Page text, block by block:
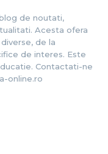
de noutati,
Acesta ofera
de la
de interes. Este
Contactati-ne
online.ro